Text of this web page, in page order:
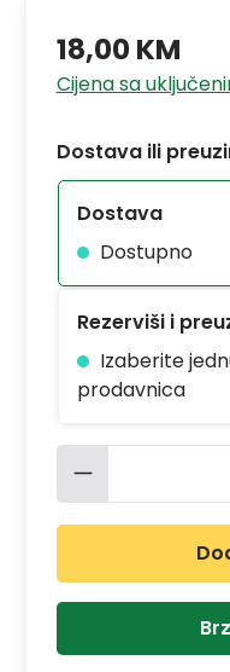
18,00 KM
Cijena sa
Dostava ili
Dostava
Dostupno
Rezerviši i
Izaberite
prodavnica
Količina